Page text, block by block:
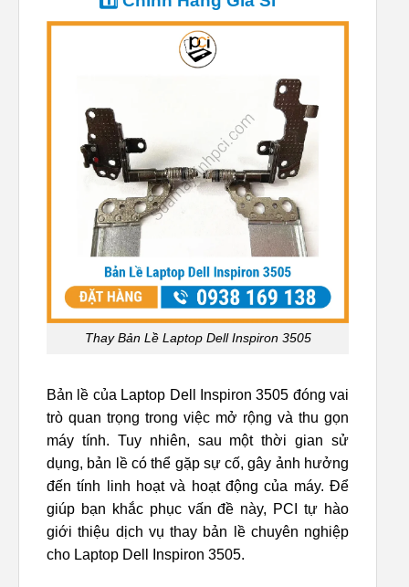
Thay Bản Lề Laptop Dell Inspiron 3505
Bản lề của Laptop Dell Inspiron 3505 đóng vai
trò quan trọng trong việc mở rộng và thu gọn
máy tính. Tuy nhiên, sau một thời gian sử
dụng, bản lề có thể gặp sự cố, gây ảnh hưởng
đến tính linh hoạt và hoạt động của máy. Để
giúp bạn khắc phục vấn đề này, PCI tự hào
giới thiệu dịch vụ thay bản lề chuyên nghiệp
cho Laptop Dell Inspiron 3505.